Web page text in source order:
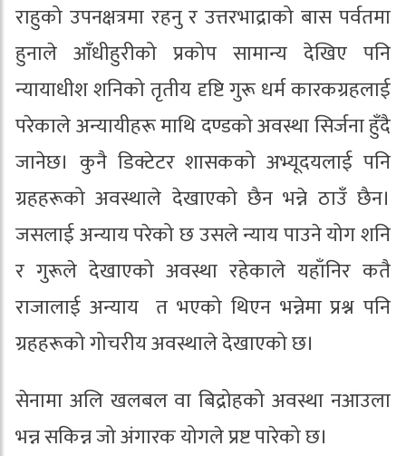
राहुको उपनक्षत्रमा रहनु र उत्तरभाद्राको बास पर्वतमा
हुनाले आँधीहुरीको प्रकोप सामान्य देखिए पनि
न्यायाधीश शनिको तृतीय दृष्टि गुरू धर्म कारकग्रहलाई
परेकाले अन्यायीहरू माथि दण्डको अवस्था सिर्जना हुँदै
जानेछ। कुनै डिक्टेटर शासकको अभ्यूदयलाई पनि
ग्रहहरूको अवस्थाले देखाएको छैन भन्ने ठाउँ छैन।
जसलाई अन्याय परेको छ उसले न्याय पाउने योग शनि
र गुरूले देखाएको अवस्था रहेकाले यहाँनिर कतै
राजालाई अन्याय त भएको थिएन भन्नेमा प्रश्न पनि
ग्रहहरूको गोचरीय अवस्थाले देखाएको छ।
सेनामा अलि खलबल वा बिद्रोहको अवस्था नआउला
भन्न सकिन्न जो अंगारक योगले प्रष्ट पारेको छ।